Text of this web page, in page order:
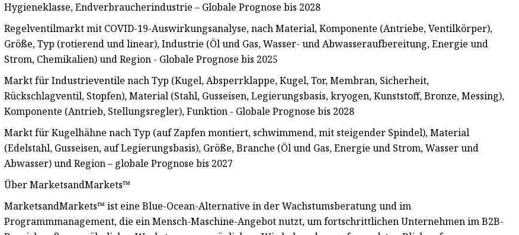
Hygieneklasse, Endverbraucherindustrie – Globale Prognose bis 2028
Regelventilmarkt mit COVID-19-Auswirkungsanalyse, nach Material, Komponente (Antriebe, Ventilkörper),
Größe, Typ (rotierend und linear), Industrie (Öl und Gas, Wasser- und Abwasseraufbereitung, Energie und
Strom, Chemikalien) und Region - Globale Prognose bis 2025
Markt für Industrieventile nach Typ (Kugel, Absperrklappe, Kugel, Tor, Membran, Sicherheit,
Rückschlagventil, Stopfen), Material (Stahl, Gusseisen, Legierungsbasis, kryogen, Kunststoff, Bronze, Messing),
Komponente (Antrieb, Stellungsregler), Funktion - Globale Prognose bis 2028
Markt für Kugelhähne nach Typ (auf Zapfen montiert, schwimmend, mit steigender Spindel), Material
(Edelstahl, Gusseisen, auf Legierungsbasis), Größe, Branche (Öl und Gas, Energie und Strom, Wasser und
Abwasser) und Region – globale Prognose bis 2027
Über MarketsandMarkets™
MarketsandMarkets™ ist eine Blue-Ocean-Alternative in der Wachstumsberatung und im
Programmmanagement, die ein Mensch-Maschine-Angebot nutzt, um fortschrittlichen Unternehmen im B2B-